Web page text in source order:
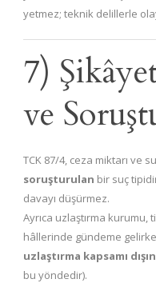
yetmez; teknik delillerle
7)
ve
TCK 87/4, ceza miktarı ve
soruşturulan bir suç
davayı düşürmez.
Ayrıca uzlaştırma
hâllerinde gündeme
uzlaştırma kapsamı
bu yöndedir).